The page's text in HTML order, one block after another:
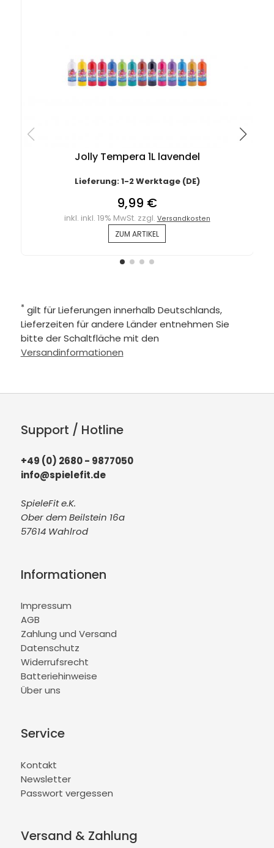
Jolly Tempera 1L lavendel
Lieferung: 1-2 Werktage (DE)
9,99 €
inkl. inkl. 19% MwSt. zzgl. Versandkosten
ZUM ARTIKEL
* gilt für Lieferungen innerhalb Deutschlands,
Lieferzeiten für andere Länder entnehmen Sie
bitte der Schaltfläche mit den
Versandinformationen
Support / Hotline
+49 (0) 2680 - 9877050
info@spielefit.de
SpieleFit e.K.
Ober dem Beilstein 16a
57614 Wahlrod
Informationen
Impressum
AGB
Zahlung und Versand
Datenschutz
Widerrufsrecht
Batteriehinweise
Über uns
Service
Kontakt
Newsletter
Passwort vergessen
Versand & Zahlung